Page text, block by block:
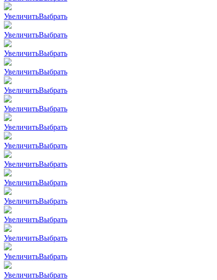
УвеличитьВыбрать
УвеличитьВыбрать
УвеличитьВыбрать
УвеличитьВыбрать
УвеличитьВыбрать
УвеличитьВыбрать
УвеличитьВыбрать
УвеличитьВыбрать
УвеличитьВыбрать
УвеличитьВыбрать
УвеличитьВыбрать
УвеличитьВыбрать
УвеличитьВыбрать
УвеличитьВыбрать
УвеличитьВыбрать